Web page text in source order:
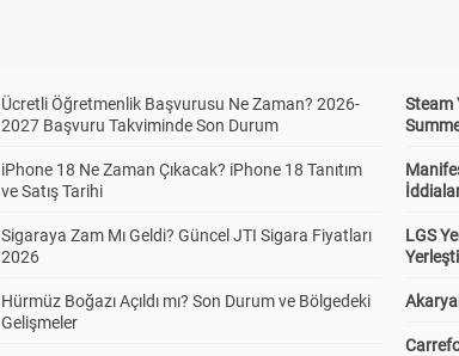
Ücretli Öğretmenlik Başvurusu Ne Zaman? 2026-
2027 Başvuru Takviminde Son Durum
iPhone 18 Ne Zaman Çıkacak? iPhone 18 Tanıtım
ve Satış Tarihi
Sigaraya Zam Mı Geldi? Güncel JTI Sigara Fiyatları
2026
Hürmüz Boğazı Açıldı mı? Son Durum ve Bölgedeki
Gelişmeler
Steam
LGS